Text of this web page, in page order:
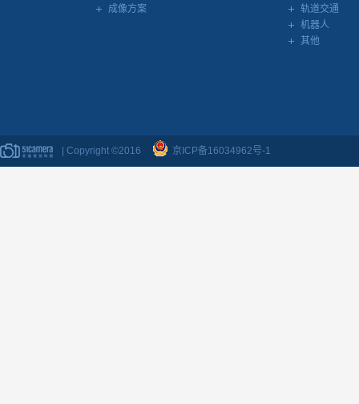
成像方案
轨道交通
机器人
其他
| Copyright ©2016 京ICP备16034962号-1